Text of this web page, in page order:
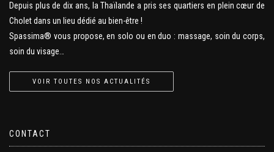
Depuis plus de dix ans, la Thaïlande a pris ses quartiers en plein cœur de
Cholet dans un lieu dédié au bien-être !
Spassima® vous propose, en solo ou en duo : massage, soin du corps,
soin du visage…
VOIR TOUTES NOS ACTUALITÉS
CONTACT